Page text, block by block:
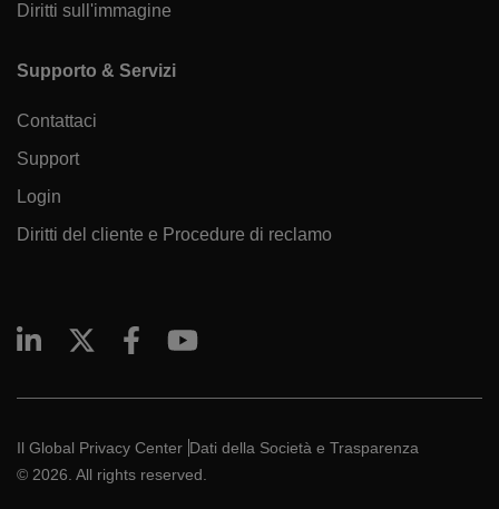
Diritti sull'immagine
Supporto & Servizi
Contattaci
Support
Login
Diritti del cliente e Procedure di reclamo
Il Global Privacy Center Dati della Società e Trasparenza
© 2026. All rights reserved.